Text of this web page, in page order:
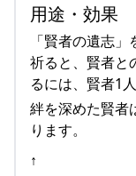
用途・効果
「賢者の遺志
祈ると、賢者と
るには、賢者1
絆を深めた賢者
ります。
↑